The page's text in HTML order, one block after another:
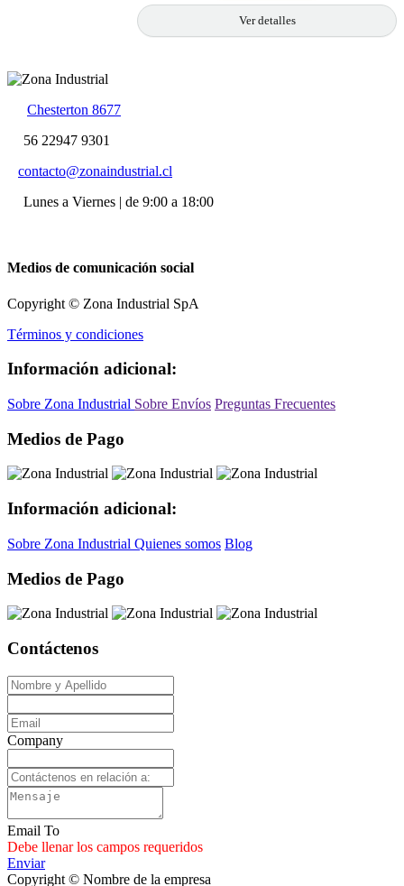
Ver detalles
Chesterton 8677
56 22947 9301
contacto@zonaindustrial.cl
Lunes a Viernes | de 9:00 a 18:00
Medios de comunicación social
Copyright © Zona Industrial SpA
Términos y condiciones
Información adicional:
Sobre Zona Industrial Sobre Envíos Preguntas Frecuentes
Medios de Pago
Información adicional:
Sobre Zona Industrial Quienes somos Blog
Medios de Pago
Contáctenos
Company
Email To
Debe llenar los campos requeridos
Enviar
Copyright © Nombre de la empresa